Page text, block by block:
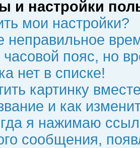
и настройки
мои настройки?
пояс, но
нет в списке!
картинку
и как
я нажимаю
сообщения,